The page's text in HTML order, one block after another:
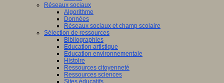
Réseaux sociaux
Algorithme
Données
Réseaux sociaux et champ scolaire
Sélection de ressources
Bibliographies
Education artistique
Education environnementale
Histoire
Ressources citoyenneté
Ressources sciences
Sites éducatifs